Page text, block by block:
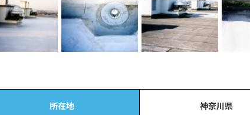
所在地 神奈川県